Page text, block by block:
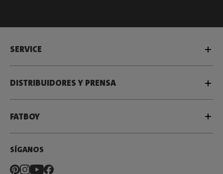
SERVICE
DISTRIBUIDORES Y PRENSA
FATBOY
SÍGANOS